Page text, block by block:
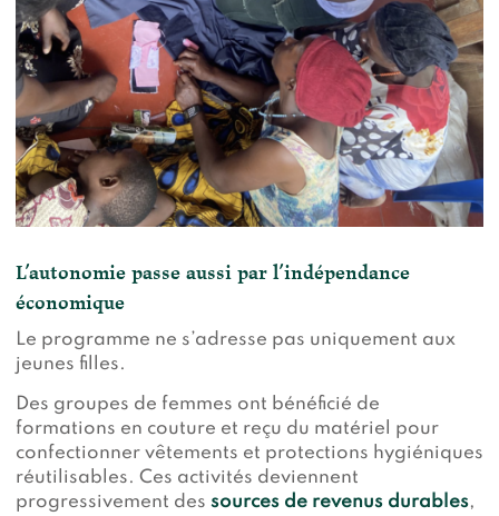
L’autonomie passe aussi par l’indépendance
économique
Le programme ne s’adresse pas uniquement aux
jeunes filles.
Des groupes de femmes ont bénéficié de
formations en couture et reçu du matériel pour
confectionner vêtements et protections hygiéniques
réutilisables. Ces activités deviennent
progressivement des sources de revenus durables,